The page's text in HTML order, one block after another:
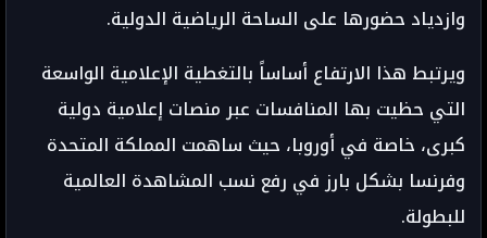
وازدياد حضورها على الساحة الرياضية الدولية.
ويرتبط هذا الارتفاع أساساً بالتغطية الإعلامية الواسعة
التي حظيت بها المنافسات عبر منصات إعلامية دولية
كبرى، خاصة في أوروبا، حيث ساهمت المملكة المتحدة
وفرنسا بشكل بارز في رفع نسب المشاهدة العالمية
للبطولة.